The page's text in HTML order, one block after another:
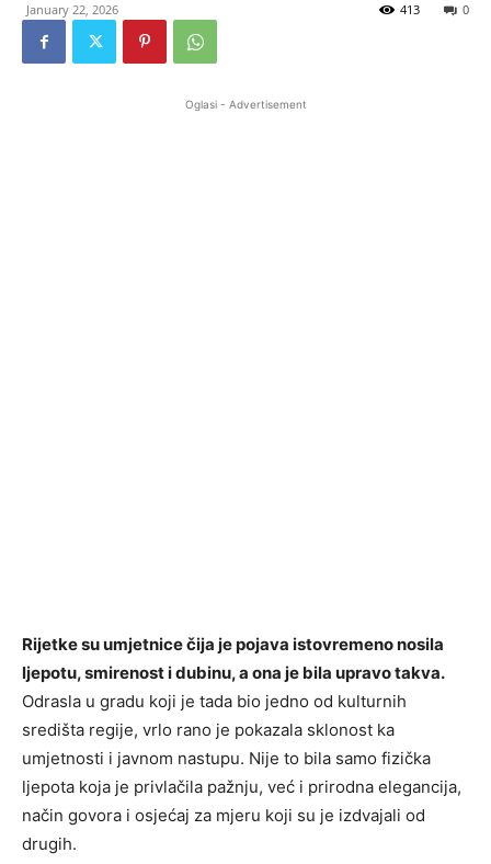
January 22, 2026 0
413
Oglasi - Advertisement
Rijetke su umjetnice čija je pojava istovremeno nosila
ljepotu, smirenost i dubinu, a ona je bila upravo takva.
Odrasla u gradu koji je tada bio jedno od kulturnih
središta regije, vrlo rano je pokazala sklonost ka
umjetnosti i javnom nastupu. Nije to bila samo fizička
ljepota koja je privlačila pažnju, već i prirodna elegancija,
način govora i osjećaj za mjeru koji su je izdvajali od
drugih.